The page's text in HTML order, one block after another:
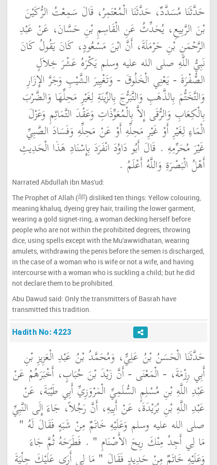
حَدَّثَنَا مُسَدَّدٌ، حَدَّثَنَا الْمُعْتَمِرُ، قَالَ سَمِعْتُ الرُّكَيْنَ
بْنَ الرَّبِيعِ، يُحَدِّثُ عَنِ الْقَاسِمِ بْنِ حَسَّانَ، عَنْ عَبْدِ
الرَّحْمَنِ بْنِ حَرْمَلَةَ، أَنَّ ابْنَ مَسْعُودٍ، كَانَ يَقُولُ كَانَ
نَبِيُّ اللَّهِ صلى الله عليه وسلم يَكْرَهُ عَشْرَ خِلاَلٍ
الصُّفْرَةَ - يَعْنِي الْخَلُوقَ - وَتَغْيِيرَ الشَّيْبِ وَجَرَّ الإِزَارِ
وَالتَّخَتُّمَ بِالذَّهَبِ وَالتَّبَرُّجَ بِالزِّينَةِ لِغَيْرِ مَحِلِّهَا وَالضَّرْبَ
بِالْكِعَابِ وَالرُّقَى إِلاَّ بِالْمُعَوِّذَاتِ وَعَقْدَ التَّمَائِمِ وَعَزْلَ
الْمَاءِ لِغَيْرِ أَوْ غَيْرِ مَحِلِّهِ أَوْ عَنْ مَحِلِّهِ وَفَسَادَ الصَّبِيِّ
غَيْرَ مُحَرِّمِهِ ‏.‏ قَالَ أَبُو دَاوُدَ انْفَرَدَ بِإِسْنَادِ هَذَا الْحَدِيثِ
أَهْلُ الْبَصْرَةِ وَاللَّهُ أَعْلَمُ ‏.‏
Narrated Abdullah ibn Mas'ud:
The Prophet of Allah (ﷺ) disliked ten things: Yellow colouring,
meaning khaluq, dyeing grey hair, trailing the lower garment,
wearing a gold signet-ring, a woman decking herself before
people who are not within the prohibited degrees, throwing
dice, using spells except with the Mu'awwidhatan, wearing
amulets, withdrawing the penis before the semen is discharged,
in the case of a woman who is wife or not a wife, and having
intercourse with a woman who is suckling a child; but he did
not declare them to be prohibited.
Abu Dawud said: Only the transmitters of Basrah have
transmitted this tradition.
Hadith No: 4223
حَدَّثَنَا الْحَسَنُ بْنُ عَلِيٍّ، وَمُحَمَّدُ بْنُ عَبْدِ الْعَزِيزِ بْنِ
أَبِي رِزْمَةَ، - الْمَعْنَى - أَنَّ زَيْدَ بْنَ حُبَابٍ، أَخْبَرَهُمْ عَنْ
عَبْدِ اللَّهِ بْنِ مُسْلِمٍ السُّلَمِيِّ الْمَرْوَزِيِّ أَبِي طَيْبَةَ، عَنْ
عَبْدِ اللَّهِ بْنِ بُرَيْدَةَ، عَنْ أَبِيهِ، أَنَّ رَجُلاً، جَاءَ إِلَى النَّبِيِّ
صلى الله عليه وسلم وَعَلَيْهِ خَاتَمٌ مِنْ شَبَهٍ فَقَالَ لَهُ ‏"‏
مَا لِي أَجِدُ مِنْكَ رِيحَ الأَصْنَامِ ‏"‏ ‏.‏ فَطَرَحَهُ ثُمَّ جَاءَ
وَعَلَيْهِ خَاتَمٌ مِنْ حَدِيدٍ فَقَالَ ‏"‏ مَا لِي أَرَى عَلَيْكَ حِلْيَةَ